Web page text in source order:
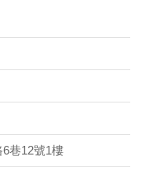
巷12號1樓